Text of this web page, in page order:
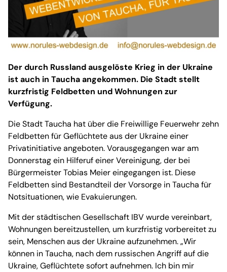
Der durch Russland ausgelöste Krieg in der Ukraine
ist auch in Taucha angekommen. Die Stadt stellt
kurzfristig Feldbetten und Wohnungen zur
Verfügung.
Die Stadt Taucha hat über die Freiwillige Feuerwehr zehn
Feldbetten für Geflüchtete aus der Ukraine einer
Privatinitiative angeboten. Vorausgegangen war am
Donnerstag ein Hilferuf einer Vereinigung, der bei
Bürgermeister Tobias Meier eingegangen ist. Diese
Feldbetten sind Bestandteil der Vorsorge in Taucha für
Notsituationen, wie Evakuierungen.
Mit der städtischen Gesellschaft IBV wurde vereinbart,
Wohnungen bereitzustellen, um kurzfristig vorbereitet zu
sein, Menschen aus der Ukraine aufzunehmen. „Wir
können in Taucha, nach dem russischen Angriff auf die
Ukraine, Geflüchtete sofort aufnehmen. Ich bin mir